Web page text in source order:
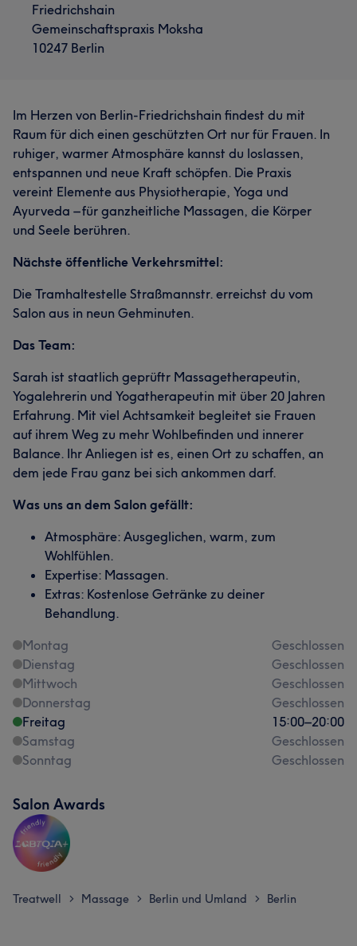
Friedrichshain
Gemeinschaftspraxis Moksha
10247 Berlin
Im Herzen von Berlin-Friedrichshain findest du mit
Raum für dich einen geschützten Ort nur für Frauen. In
ruhiger, warmer Atmosphäre kannst du loslassen,
entspannen und neue Kraft schöpfen. Die Praxis
vereint Elemente aus Physiotherapie, Yoga und
Ayurveda – für ganzheitliche Massagen, die Körper
und Seele berühren.
Nächste öffentliche Verkehrsmittel:
Die Tramhaltestelle Straßmannstr. erreichst du vom
Salon aus in neun Gehminuten.
Das Team:
Sarah ist staatlich geprüftr Massagetherapeutin,
Yogalehrerin und Yogatherapeutin mit über 20 Jahren
Erfahrung. Mit viel Achtsamkeit begleitet sie Frauen
auf ihrem Weg zu mehr Wohlbefinden und innerer
Balance. Ihr Anliegen ist es, einen Ort zu schaffen, an
dem jede Frau ganz bei sich ankommen darf.
Was uns an dem Salon gefällt:
Atmosphäre: Ausgeglichen, warm, zum
Wohlfühlen.
Expertise: Massagen.
Extras: Kostenlose Getränke zu deiner
Behandlung.
Montag
Geschlossen
Dienstag
Geschlossen
Mittwoch
Geschlossen
Donnerstag
Geschlossen
Freitag
15:00–20:00
Samstag
Geschlossen
Sonntag
Geschlossen
Salon Awards
Treatwell > Massage > Berlin und Umland > Berlin